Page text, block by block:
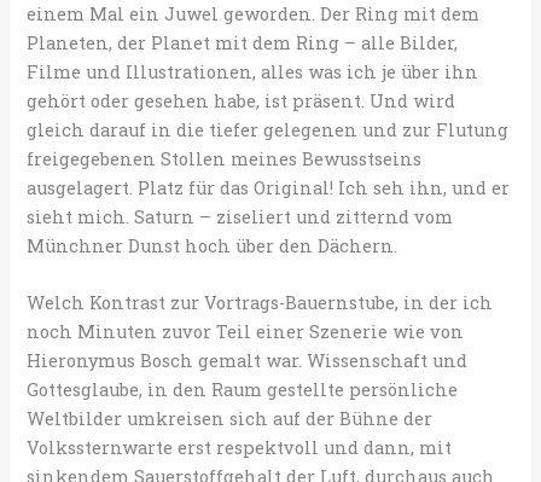
einem Mal ein Juwel geworden. Der Ring mit dem
Planeten, der Planet mit dem Ring – alle Bilder,
Filme und Illustrationen, alles was ich je über ihn
gehört oder gesehen habe, ist präsent. Und wird
gleich darauf in die tiefer gelegenen und zur Flutung
freigegebenen Stollen meines Bewusstseins
ausgelagert. Platz für das Original! Ich seh ihn, und er
sieht mich. Saturn – ziseliert und zitternd vom
Münchner Dunst hoch über den Dächern.
Welch Kontrast zur Vortrags-Bauernstube, in der ich
noch Minuten zuvor Teil einer Szenerie wie von
Hieronymus Bosch gemalt war. Wissenschaft und
Gottesglaube, in den Raum gestellte persönliche
Weltbilder umkreisen sich auf der Bühne der
Volkssternwarte erst respektvoll und dann, mit
sinkendem Sauerstoffgehalt der Luft, durchaus auch